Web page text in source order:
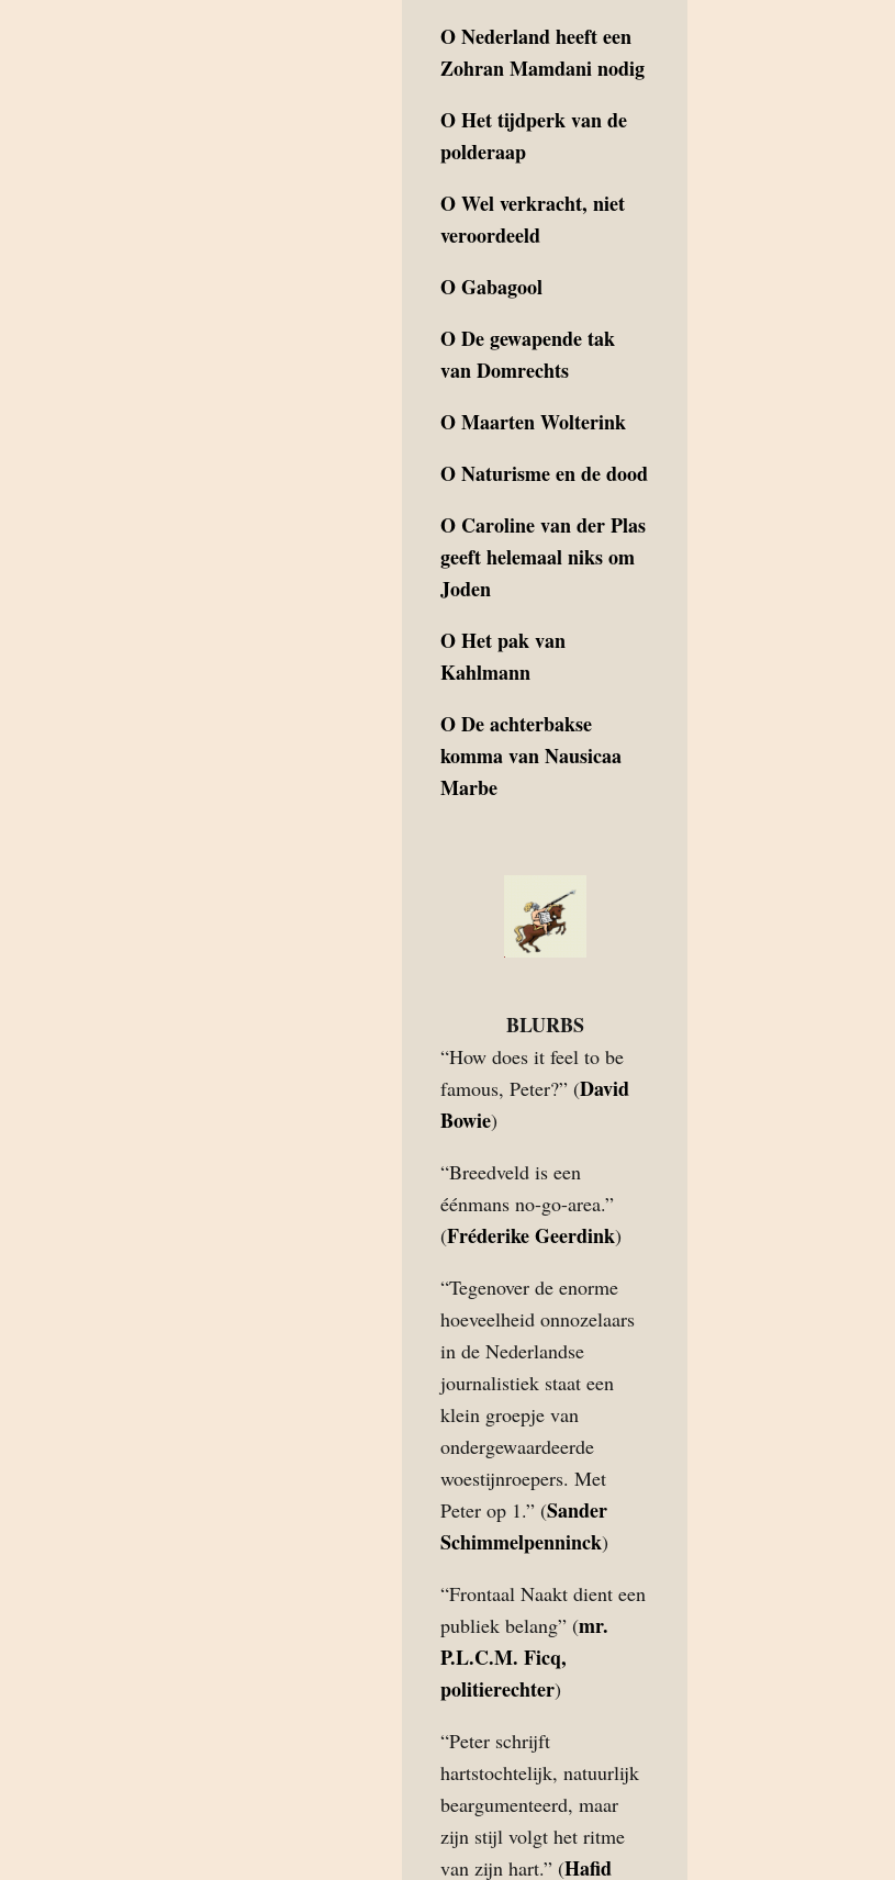
ONederland heeft een
Zohran Mamdani nodig
OHet tijdperk van de
polderaap
OWel verkracht, niet
veroordeeld
OGabagool
ODe gewapende tak
van Domrechts
OMaarten Wolterink
ONaturisme en de dood
O Caroline van der Plas
geeft helemaal niks om
Joden
OHet pak van
Kahlmann
ODe achterbakse
komma van Nausicaa
Marbe
BLURBS
“How does it feel to be
famous, Peter?” (David
Bowie)
“Breedveld is een
éénmans no-go-area.”
(Fréderike Geerdink)
“Tegenover de enorme
hoeveelheid onnozelaars
in de Nederlandse
journalistiek staat een
klein groepje van
ondergewaardeerde
woestijnroepers. Met
Peter op 1.” (Sander
Schimmelpenninck)
“Frontaal Naakt dient een
publiek belang” (mr.
P.L.C.M. Ficq,
politierechter)
“Peter schrijft
hartstochtelijk, natuurlijk
beargumenteerd, maar
zijn stijl volgt het ritme
van zijn hart.” (Hafid